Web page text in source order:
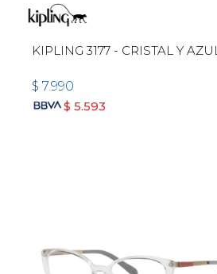
KIPLING 3177 - CRISTAL Y AZUL
$ 7.990
$ 5.593